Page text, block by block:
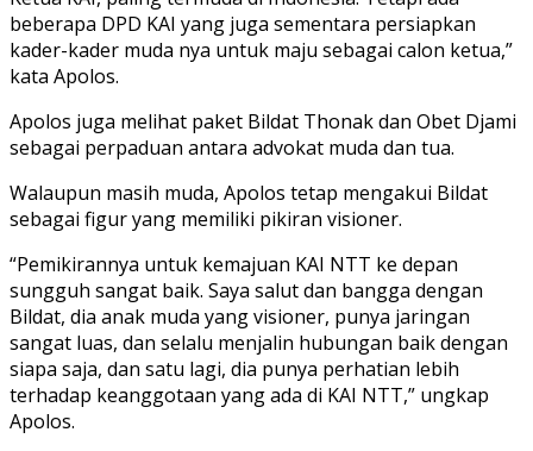
beberapa DPD KAI yang juga sementara persiapkan
kader-kader muda nya untuk maju sebagai calon ketua,”
kata Apolos.
Apolos juga melihat paket Bildat Thonak dan Obet Djami
sebagai perpaduan antara advokat muda dan tua.
Walaupun masih muda, Apolos tetap mengakui Bildat
sebagai figur yang memiliki pikiran visioner.
“Pemikirannya untuk kemajuan KAI NTT ke depan
sungguh sangat baik. Saya salut dan bangga dengan
Bildat, dia anak muda yang visioner, punya jaringan
sangat luas, dan selalu menjalin hubungan baik dengan
siapa saja, dan satu lagi, dia punya perhatian lebih
terhadap keanggotaan yang ada di KAI NTT,” ungkap
Apolos.